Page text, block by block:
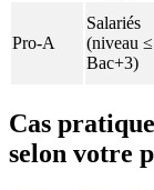
Pro-A
Salariés
(niveau ≤
Bac+3)
Cas
selon votre